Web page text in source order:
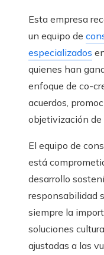
Esta empresa
un equipo de
especializados
quienes han
enfoque de co-
acuerdos,
objetivización de
El equipo de
está
desarrollo
responsabilidad
siempre la
soluciones
ajustadas a las